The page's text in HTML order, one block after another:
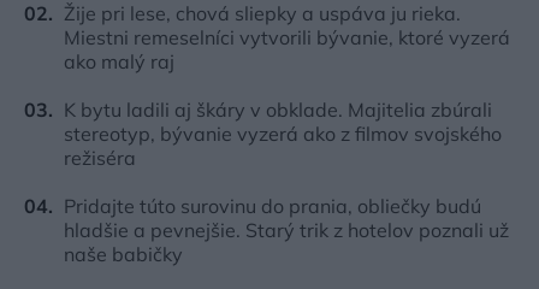
Žije pri lese, chová sliepky a uspáva ju rieka.
Miestni remeselníci vytvorili bývanie, ktoré vyzerá
ako malý raj
K bytu ladili aj škáry v obklade. Majitelia zbúrali
stereotyp, bývanie vyzerá ako z filmov svojského
režiséra
Pridajte túto surovinu do prania, obliečky budú
hladšie a pevnejšie. Starý trik z hotelov poznali už
naše babičky